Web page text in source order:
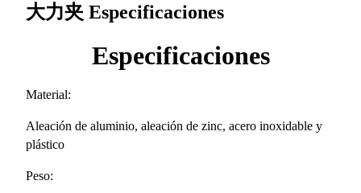
大力夹 Especificaciones
Especificaciones
Material:
Aleación de aluminio, aleación de zinc, acero inoxidable y
plástico
Peso: